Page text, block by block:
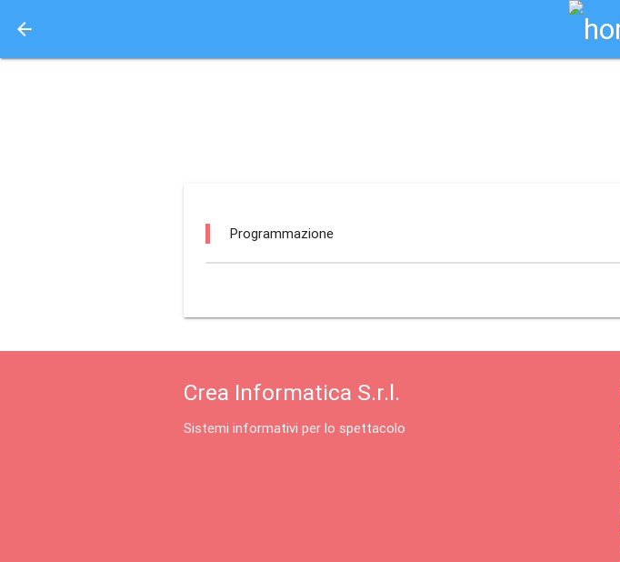
arrow_back
Programmazione
Crea Informatica S.r.l.
Sistemi informativi per lo spettacolo